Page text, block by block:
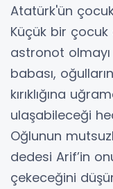
Atatürk'ün
Küçük bir
astronot
babası,
kırıklığına
ulaşabileceği
Oğlunun
dedesi Arif’in
çekeceğini